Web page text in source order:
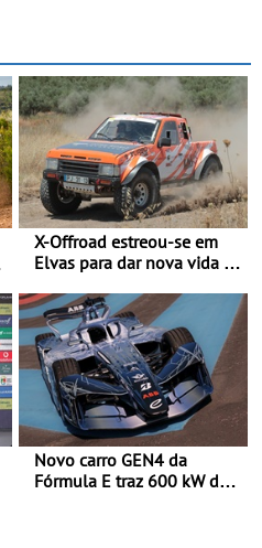
X-Offroad estreou-se em
Elvas para dar nova vida às
terreno - Primeira prova do
novo troféu juntou 14
pilotos no Alto Alentejo,
com viaturas T0, T8 e TA
em competição
Novo carro GEN4 da
Fórmula E traz 600 kW de